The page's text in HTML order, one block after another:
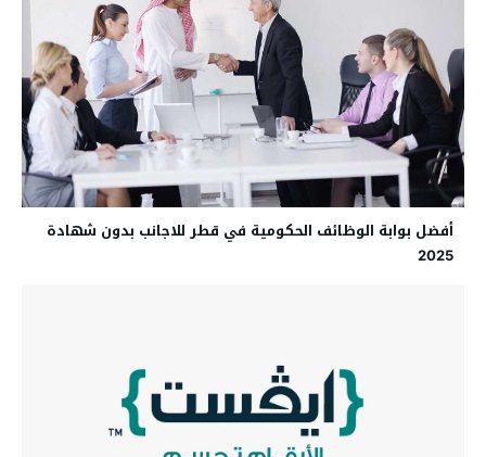
أفضل بوابة الوظائف الحكومية في قطر للاجانب بدون شهادة
2025